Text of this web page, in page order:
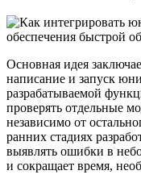
Основная идея
написание и запуск
разрабатываемой
проверять отдельные
независимо от
ранних стадиях
выявлять ошибки в
и сокращает время,